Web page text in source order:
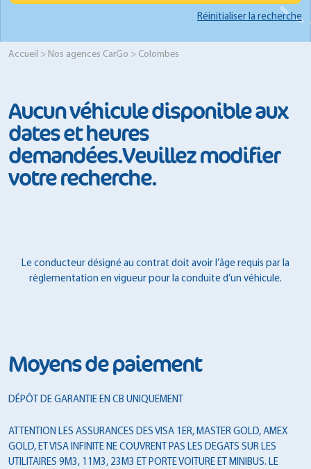
Réinitialiser la recherche
Accueil > Nos agences CarGo > Colombes
Aucun véhicule disponible aux
dates et heures
demandées.Veuillez modifier
votre recherche.
Le conducteur désigné au contrat doit avoir l’âge requis par la
règlementation en vigueur pour la conduite d’un véhicule.
Moyens de paiement
DÉPÔT DE GARANTIE EN CB UNIQUEMENT
ATTENTION LES ASSURANCES DES VISA 1ER, MASTER GOLD, AMEX
GOLD, ET VISA INFINITE NE COUVRENT PAS LES DEGATS SUR LES
UTILITAIRES 9M3, 11M3, 23M3 ET PORTE VOITURE ET MINIBUS. LE